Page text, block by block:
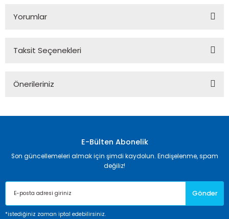
Yorumlar
Taksit Seçenekleri
Önerileriniz
Görüş ve önerileriniz için teşekkür ederiz.
Ürün resmi kalitesiz, bozuk veya görüntülenemiyor.
Ürün açıklamasında eksik bilgiler bulunuyor.
Ürün bilgilerinde hatalar bulunuyor.
Ürün fiyatı diğer sitelerden daha pahalı.
E-Bülten Abonelik
Son güncellemeleri almak için şimdi kaydolun. Endişelenme, spam
değiliz!
Gönder
*istediğiniz zaman iptal edebilirsiniz.